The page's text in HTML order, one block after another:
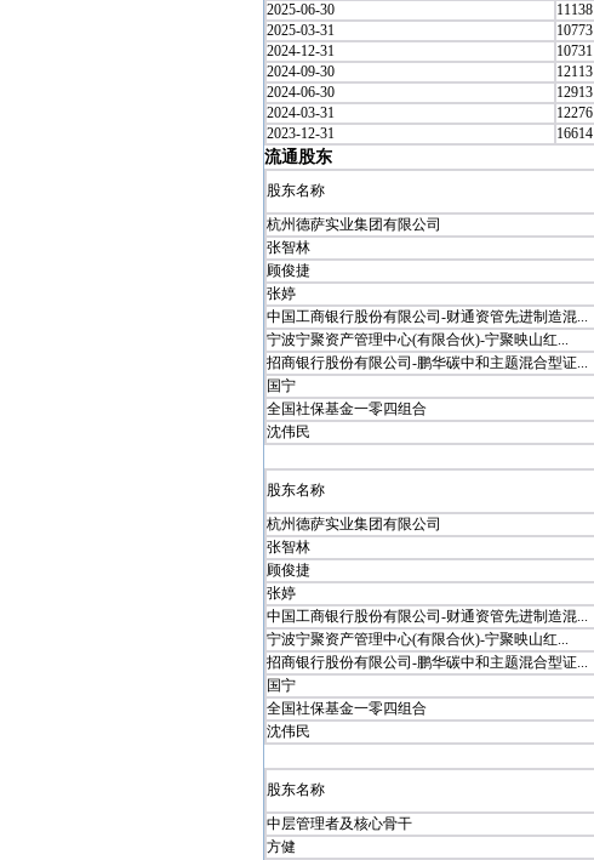
2025-06-30
11138
2025-03-31
10773
2024-12-31
10731
2024-09-30
12113
2024-06-30
12913
2024-03-31
12276
2023-12-31
16614
流通股东
股东名称
杭州德萨实业集团有限公司
张智林
顾俊捷
张婷
中国工商银行股份有限公司-财通资管先进制造混...
宁波宁聚资产管理中心(有限合伙)-宁聚映山红...
招商银行股份有限公司-鹏华碳中和主题混合型证...
国宁
全国社保基金一零四组合
沈伟民
股东名称
杭州德萨实业集团有限公司
张智林
顾俊捷
张婷
中国工商银行股份有限公司-财通资管先进制造混...
宁波宁聚资产管理中心(有限合伙)-宁聚映山红...
招商银行股份有限公司-鹏华碳中和主题混合型证...
国宁
全国社保基金一零四组合
沈伟民
股东名称
中层管理者及核心骨干
方健